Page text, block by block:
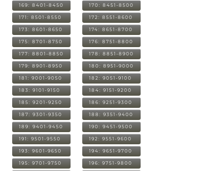
169: 8401-8450 170: 8451-8500
171: 8501-8550 172: 8551-8600
173: 8601-8650 174: 8651-8700
175: 8701-8750 176: 8751-8800
177: 8801-8850 178: 8851-8900
179: 8901-8950 180: 8951-9000
181: 9001-9050 182: 9051-9100
183: 9101-9150 184: 9151-9200
185: 9201-9250 186: 9251-9300
187: 9301-9350 188: 9351-9400
189: 9401-9450 190: 9451-9500
191: 9501-9550 192: 9551-9600
193: 9601-9650 194: 9651-9700
195: 9701-9750 196: 9751-9800